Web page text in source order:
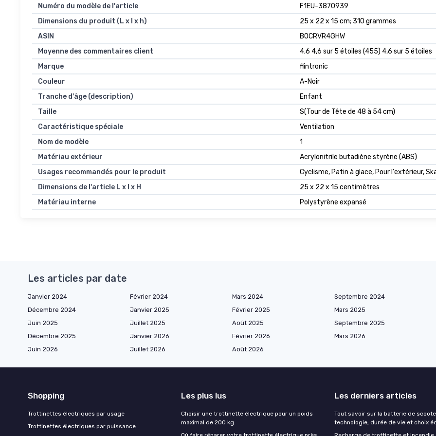
Numéro du modèle de l'article
‎F1EU-3870939
Dimensions du produit (L x l x h)
‎25 x 22 x 15 cm; 310 grammes
ASIN
‎B0CRVR4GHW
Moyenne des commentaires client
4,6 4,6 sur 5 étoiles (455) 4,6 sur 5 étoiles
Marque
flintronic
Couleur
A-Noir
Tranche d'âge (description)
Enfant
Taille
S(Tour de Tête de 48 à 54 cm)
Caractéristique spéciale
Ventilation
Nom de modèle
1
Matériau extérieur
Acrylonitrile butadiène styrène (ABS)
Usages recommandés pour le produit
Cyclisme, Patin à glace, Pour l'extérieur,
Dimensions de l'article L x l x H
25 x 22 x 15 centimètres
Matériau interne
Polystyrène expansé
Les articles par date
Janvier 2024 Février 2024 Mars 2024 Septembre 2024
Décembre 2024
Janvier 2025 Février 2025 Mars 2025
Juin 2025
Juillet 2025 Août 2025 Septembre 2025
Décembre 2025
Janvier 2026 Février 2026 Mars 2026
Juin 2026
Juillet 2026 Août 2026
Shopping
Trottinettes électriques par usage
Trottinettes électriques par puissance
Les plus lus
Choisir une trottinette électrique pour un poids
maximal de 200 kg
Les derniers articles
Tout savoir sur la batterie de
technologie, durée de vie et choix